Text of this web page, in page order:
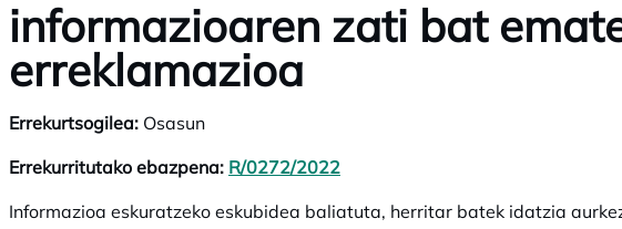
informazioaren zati bat
erreklamazioa
Errekurtsogilea: Osasun
Errekurritutako ebazpena: R/0272/2022
Informazioa eskuratzeko eskubidea baliatuta, herritar batek idatzia